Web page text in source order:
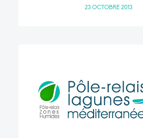
23 OCTOBRE 2013